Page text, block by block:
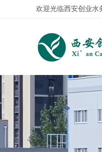
欢迎光临西安创业水